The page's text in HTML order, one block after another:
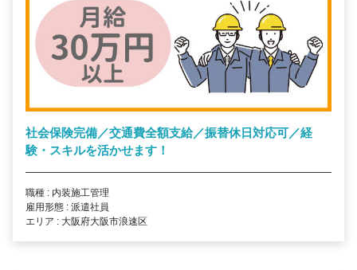
社会保険完備／交通費全額支給／振替休日対応可／経
験・スキルを活かせます！
職種 : 内装施工管理
雇用形態 : 派遣社員
エリア : 大阪府大阪市浪速区